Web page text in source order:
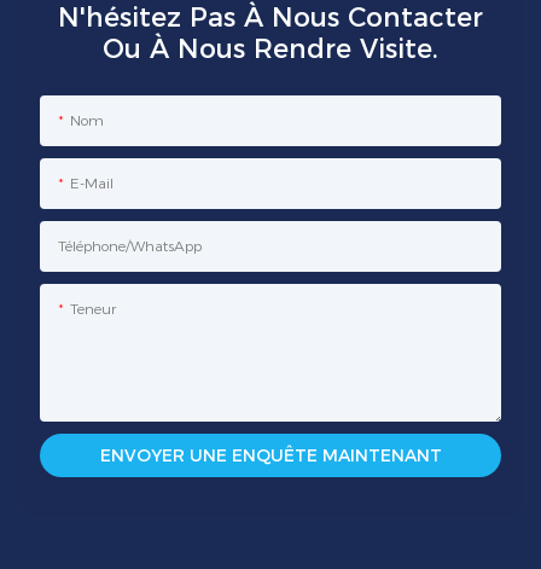
N'hésitez Pas À Nous Contacter
Ou À Nous Rendre Visite.
Nom
E-Mail
Téléphone/WhatsApp
Teneur
ENVOYER UNE ENQUÊTE MAINTENANT